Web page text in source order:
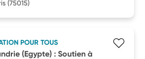
(75015)
POUR TOUS
(Egypte) : Soutien à